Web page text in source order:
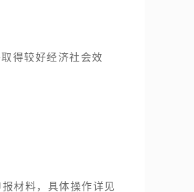
得较好经济社会效
材料，具体操作详见